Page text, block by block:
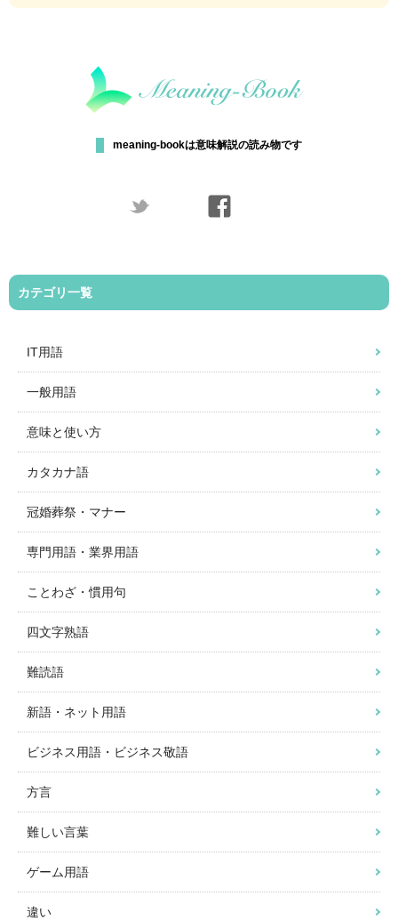
meaning-bookは意味解説の読み物です
カテゴリ一覧
IT用語
一般用語
意味と使い方
カタカナ語
冠婚葬祭・マナー
専門用語・業界用語
ことわざ・慣用句
四文字熟語
難読語
新語・ネット用語
ビジネス用語・ビジネス敬語
方言
難しい言葉
ゲーム用語
違い